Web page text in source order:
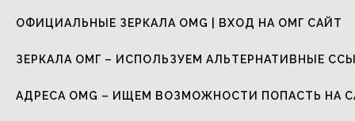
ОФИЦИАЛЬНЫЕ ЗЕРКАЛА OMG | ВХОД НА ОМГ САЙТ
ЗЕРКАЛА ОМГ – ИСПОЛЬЗУЕМ АЛЬТЕРНАТИВНЫЕ
АДРЕСА OMG – ИЩЕМ ВОЗМОЖНОСТИ ПОПАСТЬ НА